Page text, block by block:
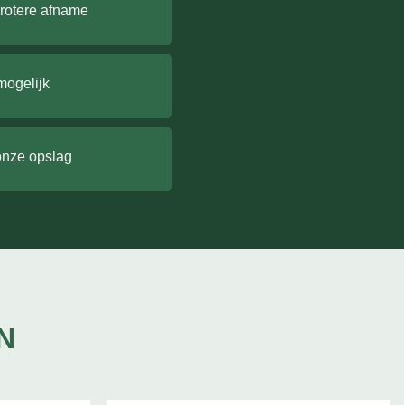
afname
opslag